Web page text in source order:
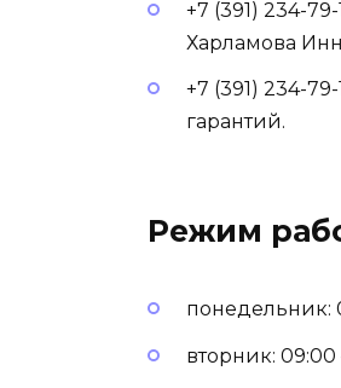
+7 (391) 234-
Харламова
+7 (391) 234-
гарантий.
Режим
понедельник:
вторник: